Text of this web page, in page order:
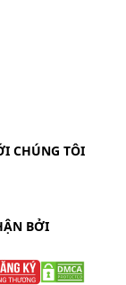
CHÚNG TÔI
BỞI